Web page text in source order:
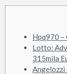
Hpq970 –
Lotto:
315mila
Angelozzi